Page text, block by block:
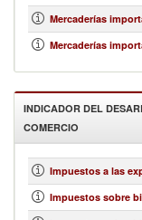
Mercaderías
Mercaderías
INDICADOR DEL
COMERCIO
Impuestos a las
Impuestos sobre